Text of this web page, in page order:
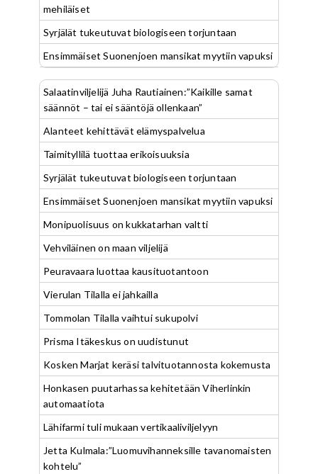
mehiläiset
Syrjälät tukeutuvat biologiseen torjuntaan
Ensimmäiset Suonenjoen mansikat myytiin vapuksi
Salaatinviljelijä Juha Rautiainen:”Kaikille samat
säännöt – tai ei sääntöjä ollenkaan”
Alanteet kehittävät elämyspalvelua
Taimityllilä tuottaa erikoisuuksia
Syrjälät tukeutuvat biologiseen torjuntaan
Ensimmäiset Suonenjoen mansikat myytiin vapuksi
Monipuolisuus on kukkatarhan valtti
Vehviläinen on maan viljelijä
Peuravaara luottaa kausituotantoon
Vierulan Tilalla ei jahkailla
Tommolan Tilalla vaihtui sukupolvi
Prisma Itäkeskus on uudistunut
Kosken Marjat keräsi talvituotannosta kokemusta
Honkasen puutarhassa kehitetään Viherlinkin
automaatiota
Lähifarmi tuli mukaan vertikaaliviljelyyn
Jetta Kulmala:”Luomuvihanneksille tavanomaisten
kohtelu”